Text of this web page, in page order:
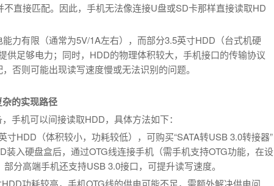
直接匹配。因此，手机无法像连接U盘或SD卡那样直接读取HD
力有限（通常为5V/1A左右），而部分3.5英寸HDD（台式机硬
供足够电力；同时，HDD的物理体积较大，手机接口的传输协议
否则可能出现读写速度慢或无法识别的问题。
的实现路径
手机可以间接读取HDD，具体方法如下：
寸HDD（体积较小，功耗较低），可购买“SATA转USB 3.0转接器”
装入硬盘盒后，通过OTG线连接手机（需手机支持OTG功能，在设
分高端手机还支持USB 3.0接口，可提升读写速度。
HDD功耗较高，手机OTG线的供电可能不足，需额外解决供电问